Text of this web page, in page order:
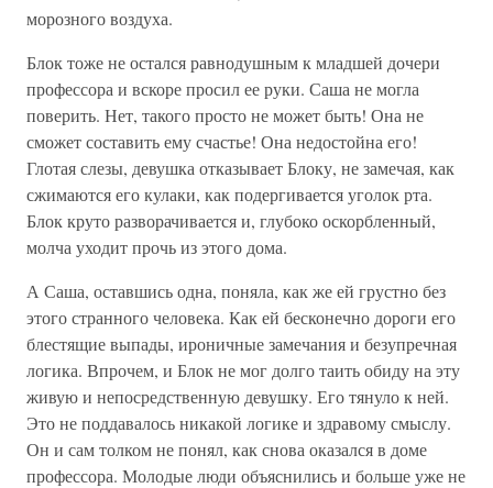
морозного воздуха.
Блок тоже не остался равнодушным к младшей дочери
профессора и вскоре просил ее руки. Саша не могла
поверить. Нет, такого просто не может быть! Она не
сможет составить ему счастье! Она недостойна его!
Глотая слезы, девушка отказывает Блоку, не замечая, как
сжимаются его кулаки, как подергивается уголок рта.
Блок круто разворачивается и, глубоко оскорбленный,
молча уходит прочь из этого дома.
А Саша, оставшись одна, поняла, как же ей грустно без
этого странного человека. Как ей бесконечно дороги его
блестящие выпады, ироничные замечания и безупречная
логика. Впрочем, и Блок не мог долго таить обиду на эту
живую и непосредственную девушку. Его тянуло к ней.
Это не поддавалось никакой логике и здравому смыслу.
Он и сам толком не понял, как снова оказался в доме
профессора. Молодые люди объяснились и больше уже не